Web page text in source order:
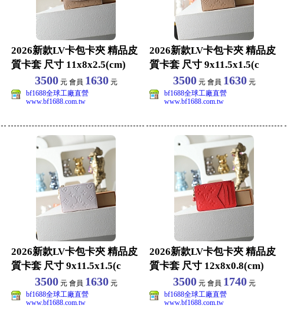
2026新款LV卡包卡夾 精品皮
質卡套 尺寸 11x8x2.5(cm)
3500元 會員 1630元
bf1688全球工廠直營
www.bf1688.com.tw
2026新款LV卡包卡夾 精品皮
質卡套 尺寸 9x11.5x1.5(c
3500元 會員 1630元
bf1688全球工廠直營
www.bf1688.com.tw
2026新款LV卡包卡夾 精品皮
質卡套 尺寸 9x11.5x1.5(c
3500元 會員 1630元
bf1688全球工廠直營
www.bf1688.com.tw
2026新款LV卡包卡夾 精品皮
質卡套 尺寸 12x8x0.8(cm)
3500元 會員 1740元
bf1688全球工廠直營
www.bf1688.com.tw